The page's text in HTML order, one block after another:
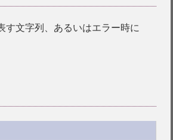
す文字列、あるいはエラー時に